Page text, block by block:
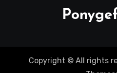
Copyright © All rights